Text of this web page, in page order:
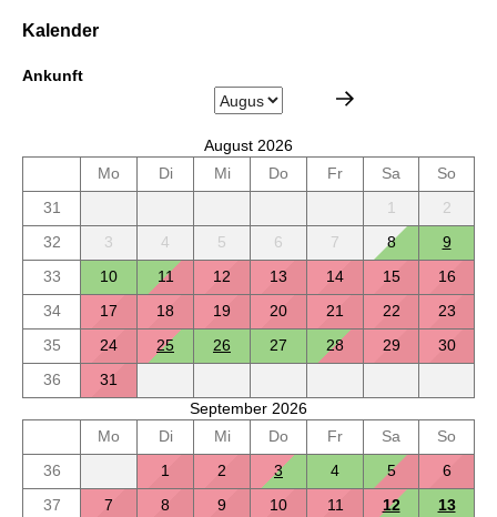
Kalender
Ankunft
August 2026
Mo
Di Mi Do Fr Sa
So
31
1
2
32
3 4 5 6 7 8
9
33
10 11 12 13 14 15
16
34
17 18 19 20 21 22
23
35
24 25 26 27 28 29
30
36
31
September 2026
Mo
Di Mi Do Fr Sa
So
36
1 2 3 4 5
6
37
7 8 9 10 11 12
13